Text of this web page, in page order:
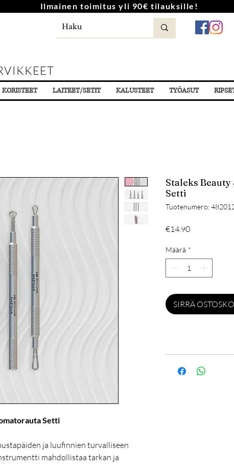
Ilmainen toimitus yli 90€ tilauksille!
KORISTEET LAITEET/SETIT KALUSTEET TYÖASUT
Setti
ja luufinnien turvalliseen
mahdollistaa tarkan ja
Staleks
Setti
Tuotenumero:
€14.90Hinta
Määrä *
SIRRÄ